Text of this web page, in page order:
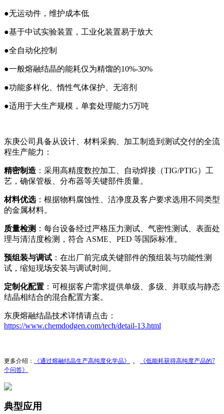
●无运动件，维护成本低
●基于中试实验装置，工业化装置易于放大
●全自动化控制
●一般熔融结晶的能耗仅为精馏的10%-30%
●功能多样化、惰性气体保护、无溶剂
●适用于大生产规模，单套处理能力5万吨
东庚公司具备从设计、材料采购、加工制造到测试交付的全流
程生产能力：
精密制造 ：采用高精度数控加工、自动焊接（TIG/PTIG）工
艺，确保管板、分布器等关键部件质量。
材料优选：根据物料腐蚀性、洁净度及客户要求选用不同类型
的金属材料。
质量检测 ：每台设备经过严格压力测试、气密性测试、表面处
理与清洁度检测，符合 ASME、PED 等国际标准。
预组装与调试 ：在出厂前完成关键部件的预组装与功能性测
试，缩短现场安装与调试时间。
定制化配置 ：可根据客户需求提供单级、多级、并联或与静态
结晶相结合的混合配置方案。
东庚熔融结晶技术详情请点击：
https://www.chemdodgen.com/tech/detail-13.html
更多介绍： 《通过熔融结晶生产高纯度化学品》 《低能耗获得高纯度产品的7
个问答》
典型应用